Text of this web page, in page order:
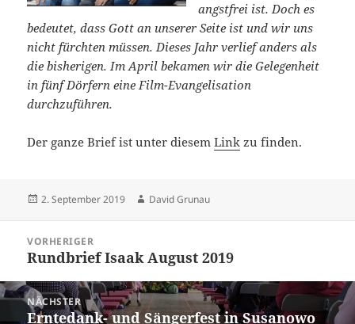
angstfrei ist. Doch es
bedeutet, dass Gott an unserer Seite ist und wir uns
nicht fürchten müssen. Dieses Jahr verlief anders als
die bisherigen. Im April bekamen wir die Gelegenheit
in fünf Dörfern eine Film-Evangelisation
durchzuführen.
Der ganze Brief ist unter diesemLink zu finden.
Veröffentlicht
2. September 2019 Autor
David Grunau
VORHERIGER
Vorheriger
Rundbrief Isaak August 2019
NÄCHSTER
Nächster
Erntedank- und Sängerfest in Susanowo